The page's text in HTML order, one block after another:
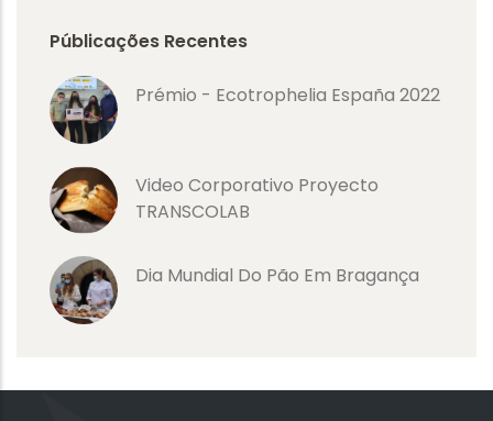
Públicações Recentes
Prémio - Ecotrophelia España 2022
Video Corporativo Proyecto
TRANSCOLAB
Dia Mundial Do Pão Em Bragança